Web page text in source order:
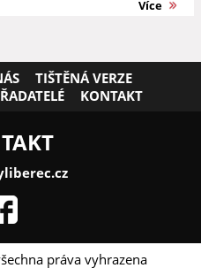
Více
TIŠTĚNÁ VERZE
KONTAKT
práva vyhrazena